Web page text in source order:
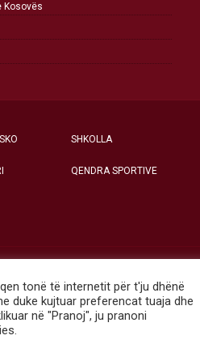
Kosovës
SHKOLLA
QENDRA SPORTIVE
Social-Edukative «Don Bosko» - Prishtinë
tonë të internetit për t'ju dhënë
duke kujtuar preferencat tuaja dhe
në "Pranoj", ju pranoni